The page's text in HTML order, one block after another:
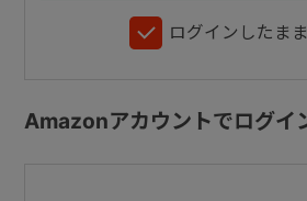
ログインしたま
Amazonアカウントでログイ